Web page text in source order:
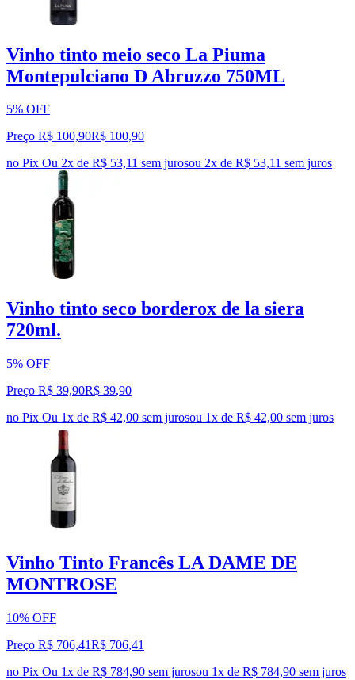
Vinho tinto meio seco La Piuma
Montepulciano D Abruzzo 750ML
5% OFF
Preço R$ 100,90R$ 100,90
no Pix Ou 2x de R$ 53,11 sem jurosou 2x de R$ 53,11 sem juros
Vinho tinto seco borderox de la siera
720ml.
5% OFF
Preço R$ 39,90R$ 39,90
no Pix Ou 1x de R$ 42,00 sem jurosou 1x de R$ 42,00 sem juros
Vinho Tinto Francês LA DAME DE
MONTROSE
10% OFF
Preço R$ 706,41R$ 706,41
no Pix Ou 1x de R$ 784,90 sem jurosou 1x de R$ 784,90 sem juros